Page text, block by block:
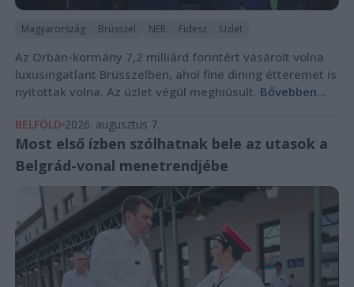
Magyarország Brüsszel NER Fidesz Üzlet
Az Orbán-kormány 7,2 milliárd forintért vásárolt volna
luxusingatlant Brüsszelben, ahol fine dining étteremet is
nyitottak volna. Az üzlet végül meghiúsult. Bővebben...
BELFÖLD 2026. augusztus 7.
Most első ízben szólhatnak bele az utasok a
Belgrád-vonal menetrendjébe